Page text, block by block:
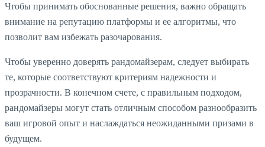
Чтобы принимать обоснованные решения, важно обращать
внимание на репутацию платформы и ее алгоритмы, что
позволит вам избежать разочарования.
Чтобы уверенно доверять рандомайзерам, следует выбирать
те, которые соответствуют критериям надежности и
прозрачности. В конечном счете, с правильным подходом,
рандомайзеры могут стать отличным способом разнообразить
ваш игровой опыт и наслаждаться неожиданными призами в
будущем.